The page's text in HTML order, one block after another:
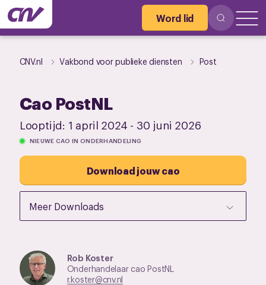
Word lid
CNV.nl Vakbond voor publieke diensten Post
Cao PostNL
Looptijd: 1 april 2024 - 30 juni 2026
NIEUWE CAO IN ONDERHANDELING
Download jouw cao
Meer Downloads
Rob Koster
Onderhandelaar cao PostNL
r.koster@cnv.nl